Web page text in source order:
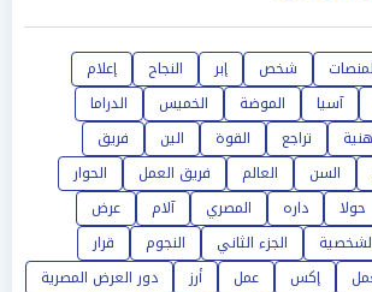
شخص إبر النجاح
إعلام
آسيا الموضة الخميس
الدراما
هنية تراجع القوة الين
فريق
السن العالم فريق العمل
الحوار
حولا داره المصري آلام
عرض
الجزء الثاني النجوم
قرار
إكس عمل أرز
دور العرض المصرية